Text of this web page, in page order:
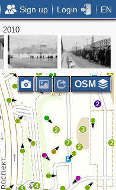
Sign up Login EN
2010
4
2
3
7
2
2
2
2
2
2
OSM